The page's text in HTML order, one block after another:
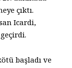
çıktı.
Icardi,
başladı ve